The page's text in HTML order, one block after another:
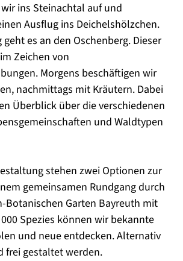
ins Steinachtal auf und
Ausflug ins Deichelshölzchen.
es an den Oschenberg. Dieser
Zeichen von
Morgens beschäftigen wir
nachmittags mit Kräutern. Dabei
Überblick über die verschiedenen
und Waldtypen
stehen zwei Optionen zur
gemeinsamen Rundgang durch
Botanischen Garten Bayreuth mit
Spezies können wir bekannte
und neue entdecken. Alternativ
frei gestaltet werden.